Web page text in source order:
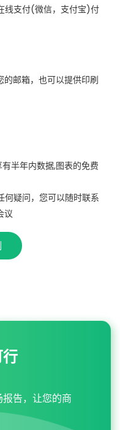
线支付(微信，支付宝)付
的邮箱，也可以提供印刷
半年内数据,图表的免费
何疑问，您可以随时联系
议
告，让您的商